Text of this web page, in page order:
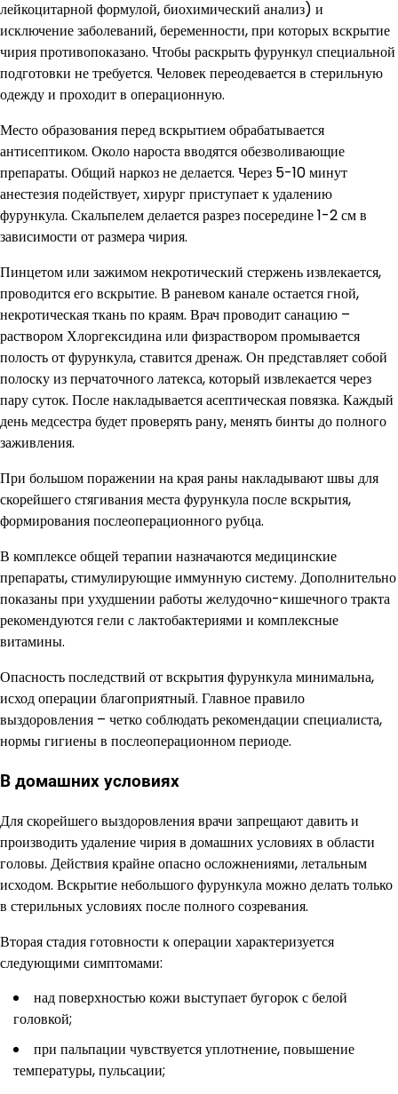
лейкоцитарной формулой, биохимический анализ) и
исключение заболеваний, беременности, при которых вскрытие
чирия противопоказано. Чтобы раскрыть фурункул специальной
подготовки не требуется. Человек переодевается в стерильную
одежду и проходит в операционную.
Место образования перед вскрытием обрабатывается
антисептиком. Около нароста вводятся обезволивающие
препараты. Общий наркоз не делается. Через 5-10 минут
анестезия подействует, хирург приступает к удалению
фурункула. Скальпелем делается разрез посередине 1-2 см в
зависимости от размера чирия.
Пинцетом или зажимом некротический стержень извлекается,
проводится его вскрытие. В раневом канале остается гной,
некротическая ткань по краям. Врач проводит санацию –
раствором Хлоргексидина или физраствором промывается
полость от фурункула, ставится дренаж. Он представляет собой
полоску из перчаточного латекса, который извлекается через
пару суток. После накладывается асептическая повязка. Каждый
день медсестра будет проверять рану, менять бинты до полного
заживления.
При большом поражении на края раны накладывают швы для
скорейшего стягивания места фурункула после вскрытия,
формирования послеоперационного рубца.
В комплексе общей терапии назначаются медицинские
препараты, стимулирующие иммунную систему. Дополнительно
показаны при ухудшении работы желудочно-кишечного тракта
рекомендуются гели с лактобактериями и комплексные
витамины.
Опасность последствий от вскрытия фурункула минимальна,
исход операции благоприятный. Главное правило
выздоровления – четко соблюдать рекомендации специалиста,
нормы гигиены в послеоперационном периоде.
В домашних условиях
Для скорейшего выздоровления врачи запрещают давить и
производить удаление чирия в домашних условиях в области
головы. Действия крайне опасно осложнениями, летальным
исходом. Вскрытие небольшого фурункула можно делать только
в стерильных условиях после полного созревания.
Вторая стадия готовности к операции характеризуется
следующими симптомами:
над поверхностью кожи выступает бугорок с белой
головкой;
при пальпации чувствуется уплотнение, повышение
температуры, пульсации;